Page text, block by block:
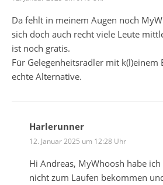
Da fehlt in meinem Augen noch
sich doch auch recht viele Leute
ist noch gratis.
Für Gelegenheitsradler mit k(l)einem
echte Alternative.
Harlerunner
12. Januar 2025 um 12:28 Uhr
Hi Andreas, MyWhoosh habe
nicht zum Laufen bekommen